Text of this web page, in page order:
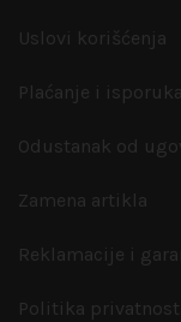
Uslovi korišćenja
Plaćanje i isporuka
Odustanak od
Zamena artikla
Reklamacije i
Politika